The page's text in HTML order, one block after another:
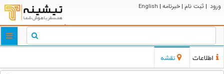
ورود | ثبت نام | خبرنامه |
English
اطلاعات نقشه